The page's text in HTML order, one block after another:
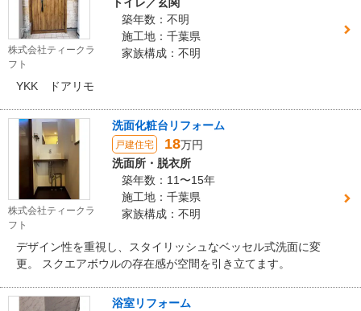
株式会社ティークラ
フト
築年数：不明
施工地：千葉県
家族構成：不明
YKK ドアリモ
株式会社ティークラ
フト
洗面化粧台リフォーム
戸建住宅 18万円
洗面所・脱衣所
築年数：11〜15年
施工地：千葉県
家族構成：不明
デザイン性を重視し、スタイリッシュなベッセル式洗面に変
更。 スクエアボウルの存在感が空間を引き立てます。
浴室リフォーム